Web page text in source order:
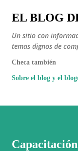
EL BLOG
Un sitio con
temas dignos de
Checa también
Sobre el blog y el